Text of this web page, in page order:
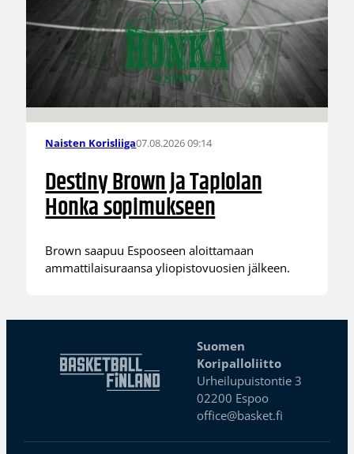
Naisten Korisliiga07.08.2026 09:14
Destiny Brown ja Tapiolan
Honka sopimukseen
Brown saapuu Espooseen aloittamaan
ammattilaisuraansa yliopistovuosien jälkeen.
Suomen
Koripalloliitto
Urheilupuistontie 3
02200 Espoo
office@basket.fi